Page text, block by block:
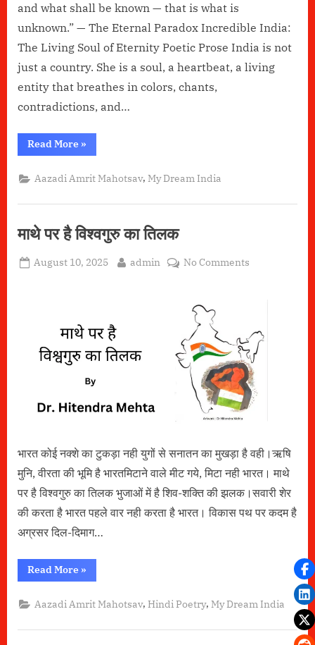
and what shall be known — that is what is
unknown.” — The Eternal Paradox Incredible India:
The Living Soul of Eternity Poetic Prose India is not
just a country. She is a soul, a heartbeat, a living
entity that breathes in colors, chants,
contradictions, and…
Read More“India:-
The
Essence”
»
Aazadi Amrit Mahotsav,My Dream India
माथे पर है विश्वगुरु का तिलक
Posted
August 10, 2025 By
admin No Commentson
का
तिलक
भारत कोई नक्शे का टुकड़ा नही युगों से सनातन का मुखड़ा है वही।ऋषि
मुनि, वीरता की भूमि है भारतमिटाने वाले मीट गये, मिटा नही भारत। माथे
पर है विश्वगुरु का तिलक भुजाओं में है शिव-शक्ति की झलक।सवारी शेर
की करता है भारत पहले वार नही करता है भारत। विकास पथ पर कदम है
अग्रसर दिल-दिमाग…
Read More“माथे
पर
विश्वगुरु
का
»
Aazadi Amrit Mahotsav,Hindi Poetry,My Dream India